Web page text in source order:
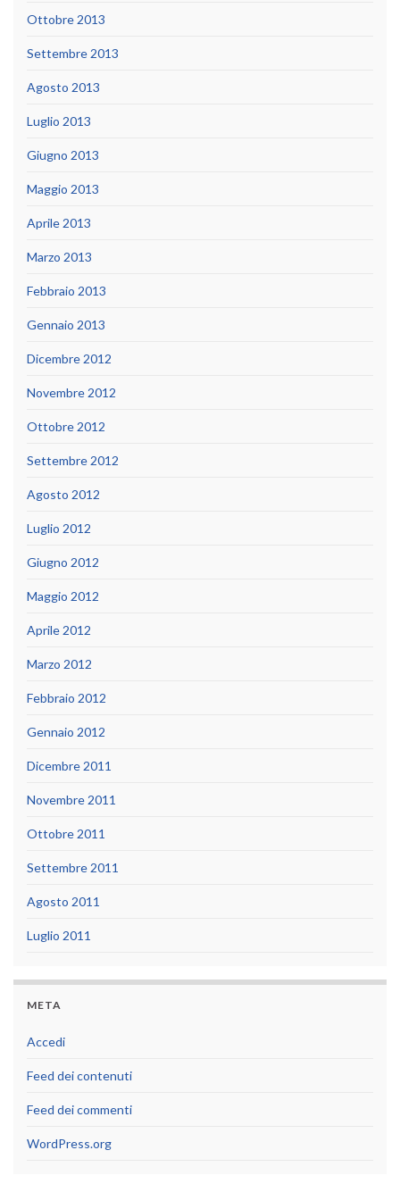
Ottobre 2013
Settembre 2013
Agosto 2013
Luglio 2013
Giugno 2013
Maggio 2013
Aprile 2013
Marzo 2013
Febbraio 2013
Gennaio 2013
Dicembre 2012
Novembre 2012
Ottobre 2012
Settembre 2012
Agosto 2012
Luglio 2012
Giugno 2012
Maggio 2012
Aprile 2012
Marzo 2012
Febbraio 2012
Gennaio 2012
Dicembre 2011
Novembre 2011
Ottobre 2011
Settembre 2011
Agosto 2011
Luglio 2011
META
Accedi
Feed dei contenuti
Feed dei commenti
WordPress.org